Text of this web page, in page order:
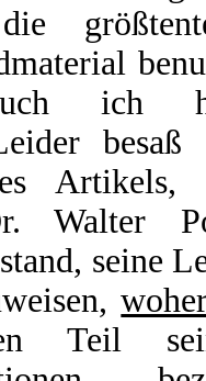
ich
besaß
Artikels,
Walter
seine
Teil